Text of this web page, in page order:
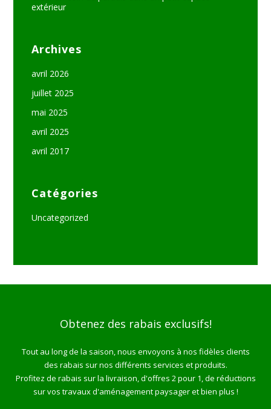
extérieur
Archives
avril 2026
juillet 2025
mai 2025
avril 2025
avril 2017
Catégories
Uncategorized
Obtenez des rabais exclusifs!
Tout au long de la saison, nous envoyons à nos fidèles clients
des rabais sur nos différents services et produits.
Profitez de rabais sur la livraison, d'offres 2 pour 1, de réductions
sur vos travaux d'aménagement paysager et bien plus !